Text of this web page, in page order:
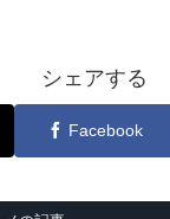
シェアする
Facebook